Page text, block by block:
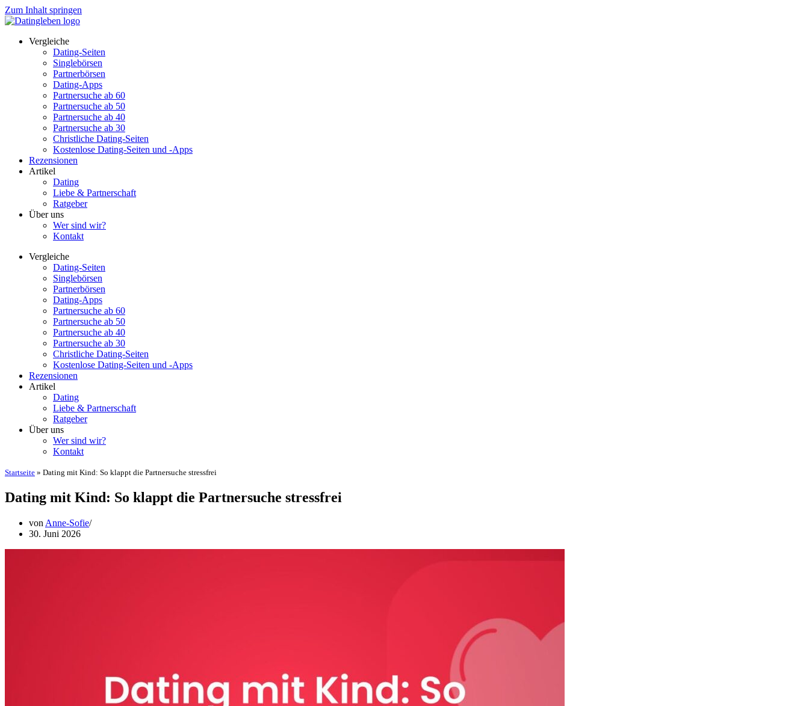
Zum Inhalt springen
Vergleiche
Dating-Seiten
Singlebörsen
Partnerbörsen
Dating-Apps
Partnersuche ab 60
Partnersuche ab 50
Partnersuche ab 40
Partnersuche ab 30
Christliche Dating-Seiten
Kostenlose Dating-Seiten und -Apps
Rezensionen
Artikel
Dating
Liebe & Partnerschaft
Ratgeber
Über uns
Wer sind wir?
Kontakt
Vergleiche
Dating-Seiten
Singlebörsen
Partnerbörsen
Dating-Apps
Partnersuche ab 60
Partnersuche ab 50
Partnersuche ab 40
Partnersuche ab 30
Christliche Dating-Seiten
Kostenlose Dating-Seiten und -Apps
Rezensionen
Artikel
Dating
Liebe & Partnerschaft
Ratgeber
Über uns
Wer sind wir?
Kontakt
Startseite » Dating mit Kind: So klappt die Partnersuche stressfrei
Dating mit Kind: So klappt die Partnersuche stressfrei
von Anne-Sofie
30. Juni 2026